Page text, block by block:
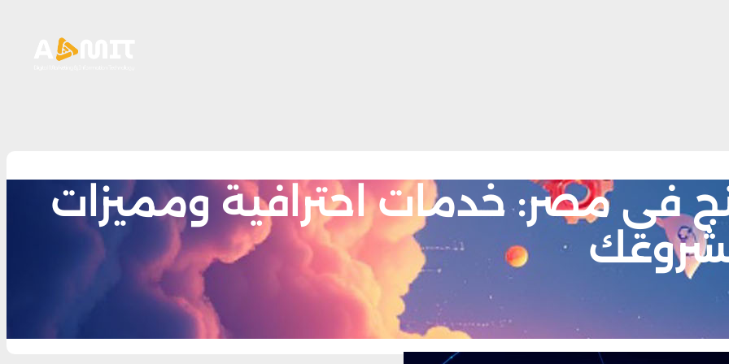
في مصر: خدمات احترافية ومميزات